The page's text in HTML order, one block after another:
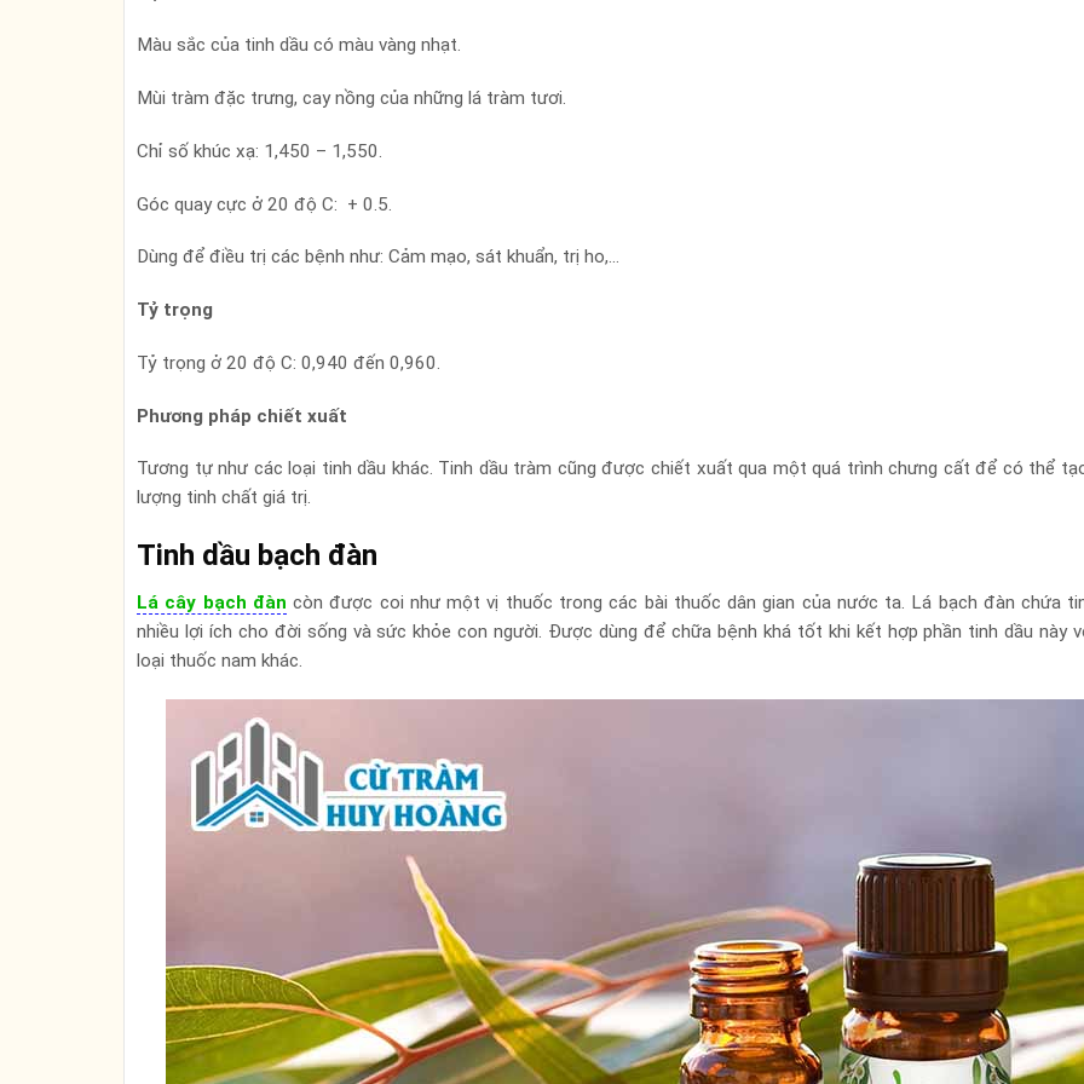
Màu sắc của tinh dầu có màu vàng nhạt.
Mùi tràm đặc trưng, cay nồng của những lá tràm tươi.
Chỉ số khúc xạ: 1,450 – 1,550.
Góc quay cực ở 20 độ C: + 0.5.
Dùng để điều trị các bệnh như: Cảm mạo, sát khuẩn, trị ho,…
Tỷ trọng
Tỷ trọng ở 20 độ C: 0,940 đến 0,960.
Phương pháp chiết xuất
Tương tự như các loại tinh dầu khác. Tinh dầu tràm cũng được chiết xuất qua một quá trình chưng cất để có thể
lượng tinh chất giá trị.
Tinh dầu bạch đàn
Lá cây bạch đàn còn được coi như một vị thuốc trong các bài thuốc dân gian của nước ta. Lá bạch đàn chứa
nhiều lợi ích cho đời sống và sức khỏe con người. Được dùng để chữa bệnh khá tốt khi kết hợp phần tinh dầu này
loại thuốc nam khác.